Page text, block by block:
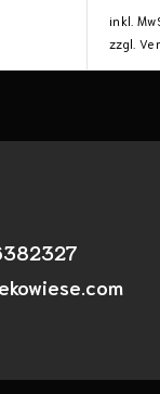
inkl.
zzgl.